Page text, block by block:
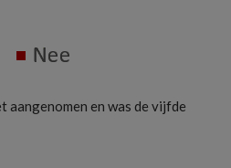
aangenomen en was de vijfde